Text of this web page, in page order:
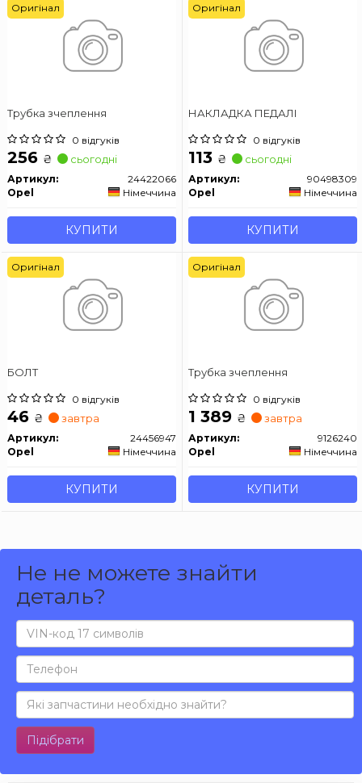
Трубка зчеплення
0 відгуків
256 ₴ сьогодні
Артикул:
24422066
Opel
Німеччина
КУПИТИ
Оригінал
НАКЛАДКА ПЕДАЛІ
0 відгуків
113 ₴ сьогодні
Артикул:
90498309
Opel
Німеччина
КУПИТИ
Оригінал
БОЛТ
0 відгуків
46 ₴ завтра
Артикул:
24456947
Opel
Німеччина
КУПИТИ
Оригінал
Трубка зчеплення
0 відгуків
1 389 ₴ завтра
Артикул:
9126240
Opel
Німеччина
КУПИТИ
Оригінал
Не не можете знайти
деталь?
Підібрати